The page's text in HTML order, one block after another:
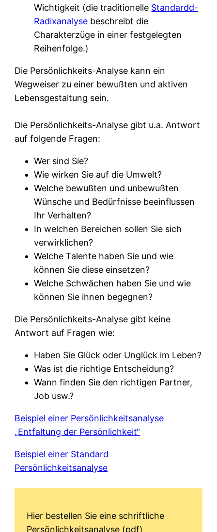
Wichtigkeit (die traditionelle Standardd-
Radixanalyse beschreibt die
Charakterzüge in einer festgelegten
Reihenfolge.)
Die Persönlichkeits-Analyse kann ein
Wegweiser zu einer bewußten und aktiven
Lebensgestaltung sein.
Die Persönlichkeits-Analyse gibt u.a. Antwort
auf folgende Fragen:
Wer sind Sie?
Wie wirken Sie auf die Umwelt?
Welche bewußten und unbewußten
Wünsche und Bedürfnisse beeinflussen
Ihr Verhalten?
In welchen Bereichen sollen Sie sich
verwirklichen?
Welche Talente haben Sie und wie
können Sie diese einsetzen?
Welche Schwächen haben Sie und wie
können Sie ihnen begegnen?
Die Persönlichkeits-Analyse gibt keine
Antwort auf Fragen wie:
Haben Sie Glück oder Unglück im Leben?
Was ist die richtige Entscheidung?
Wann finden Sie den richtigen Partner,
Job usw.?
Beispiel einer Persönlichkeitsanalyse
„Entfaltung der Persönlichkeit“
Beispiel einer Standard
Persönlichkeitsanalyse
Hier bestellen Sie eine schriftliche
Persönlichkeitsanalyse (pdf)